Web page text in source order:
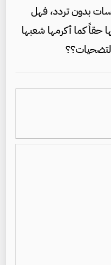
بدون تردد، فهل
كما أكرمها شعبها